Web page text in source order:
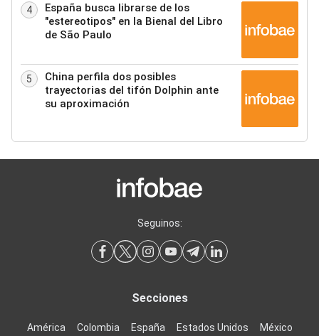
4
España busca librarse de los
"estereotipos" en la Bienal del Libro
de São Paulo
5
China perfila dos posibles
trayectorias del tifón Dolphin ante
su aproximación
Seguinos:
Secciones
América Colombia España Estados Unidos México